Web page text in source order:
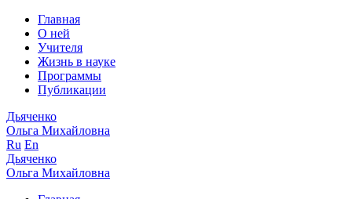
Главная
О ней
Учителя
Жизнь в науке
Программы
Публикации
Дьяченко
Ольга Михайловна
Ru En
Дьяченко
Ольга Михайловна